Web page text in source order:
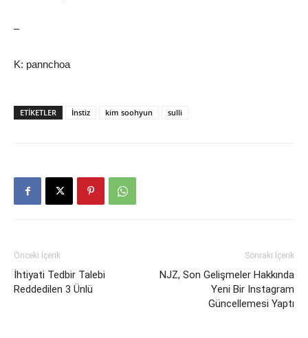
–
K: pannchoa
ETIKETLER İnstiz kim soohyun sulli
Önceki İçerik
İhti̇yati Tedbir Talebi
Reddedilen 3 Ünlü
Sonraki İçerik
NJZ, Son Gelişmeler Hakkında
Yeni Bir Instagram
Güncellemesi Yaptı